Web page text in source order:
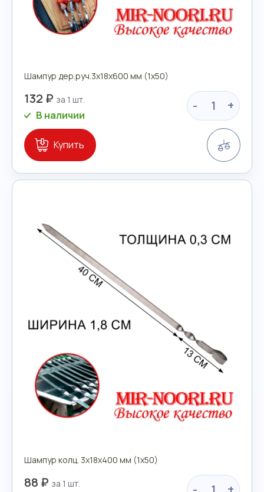
Шампур дер.руч.3х18х600 мм (1х50)
132 ₽ - +
В наличии
Купить
Шампур колц. 3х18х400 мм (1х50)
88 ₽